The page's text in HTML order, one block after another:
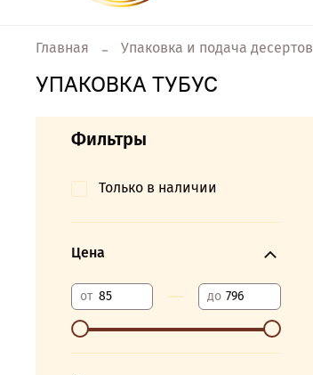
Главная Упаковка и подача десертов
УПАКОВКА ТУБУС
Фильтры
Только в наличии
Цена
от — до